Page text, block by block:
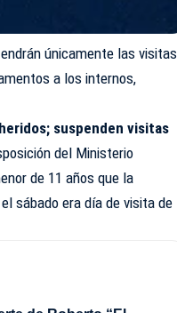
únicamente las visitas
a los internos,
suspenden visitas
del Ministerio
de 11 años que la
sábado era día de visita de